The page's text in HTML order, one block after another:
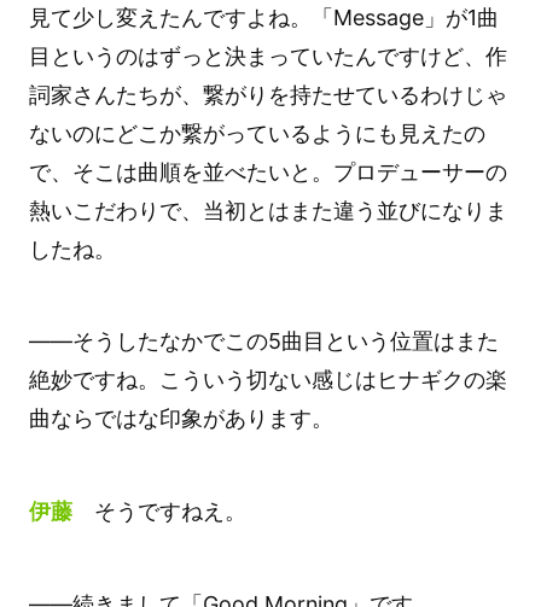
見て少し変えたんですよね。「Message」が1曲
目というのはずっと決まっていたんですけど、作
詞家さんたちが、繋がりを持たせているわけじゃ
ないのにどこか繋がっているようにも見えたの
で、そこは曲順を並べたいと。プロデューサーの
熱いこだわりで、当初とはまた違う並びになりま
したね。
――そうしたなかでこの5曲目という位置はまた
絶妙ですね。こういう切ない感じはヒナギクの楽
曲ならではな印象があります。
伊藤そうですねえ。